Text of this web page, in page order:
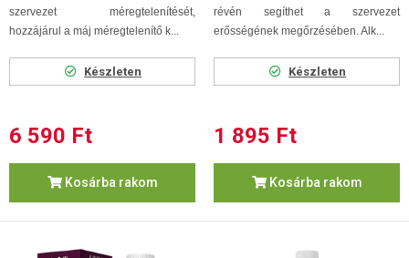
szervezet méregtelenítését,
hozzájárul a máj méregtelenítő k...
Készleten
6 590 Ft
Kosárba rakom
révén segíthet a szervezet
erősségének megőrzésében. Alk...
Készleten
1 895 Ft
Kosárba rakom